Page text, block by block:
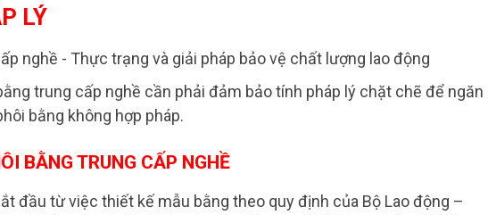
LÝ
trung cấp nghề cần phải đảm bảo tính pháp lý chặt chẽ để ngăn
bằng không hợp pháp.
BẰNG TRUNG CẤP NGHỀ
đầu từ việc thiết kế mẫu bằng theo quy định của Bộ Lao động –